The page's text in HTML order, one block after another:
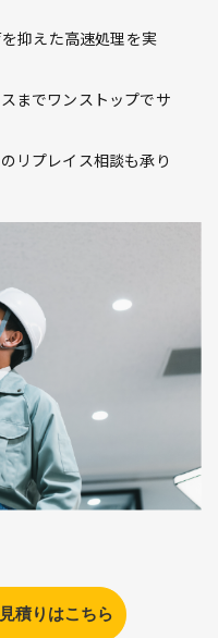
抑えた高速処理を実
までワンストップでサ
リプレイス相談も承り
積りはこちら